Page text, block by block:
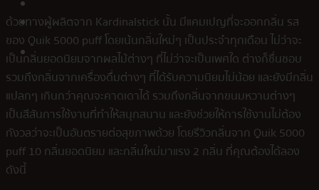
ด้วยทางผู้ผลิตจาก Kardinalstick นั้น มีแคมเปญที่จะออกกลิ่น รส
ของ Quik 5000 puff โดยเน้นกลิ่นใหม่ๆ เป็นประจำทุกเดือน ไม่ว่าจะ
เป็นกลิ่นยอดนิยมจากผลไม้ต่างๆ ที่ไม่ว่าจะเป็นเพศใด ต่างก็ชื่นชอบ
รวมถึงกลิ่นจากเครื่องดื่มต่างๆ ที่ได้รับความนิยมไม่น้อย และยังมีกลิ่น
แปลกๆ เกินกว่าคุณจะคาดเดาได้ รวมถึงกลิ่นจากขนมหวานต่างๆ
เป็นสีสันการใช้งานที่ทำให้สนุกสนาน และยังช่วยให้การใช้งานไม่ต้อง
กังวลว่าจะเป็นอันตรายต่อสุขภาพด้วย โดยรีวิวกลิ่นจาก Quik 5000
puff 10 กลิ่นยอดนิยม และกลิ่นใหม่มาแรง 2 กลิ่น ที่คุณต้องได้ลอง
ดังนี้